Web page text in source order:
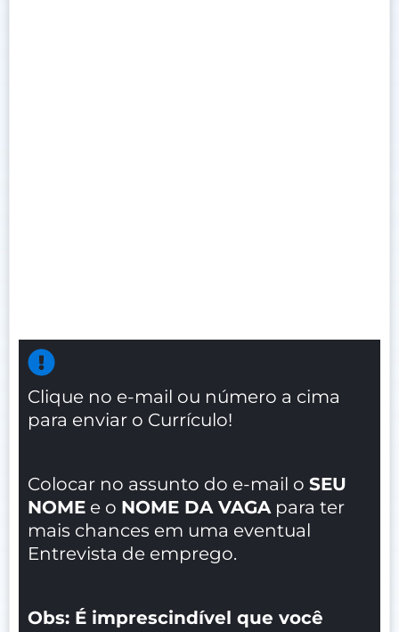
Clique no e-mail ou número a cima
para enviar o Currículo!
Colocar no assunto do e-mail o SEU
NOME e o NOME DA VAGA para ter
mais chances em uma eventual
Entrevista de emprego.
Obs: É imprescindível que você